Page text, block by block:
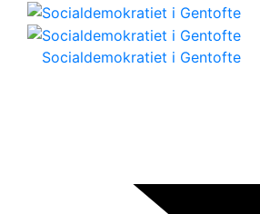
Socialdemokratiet i Gentofte